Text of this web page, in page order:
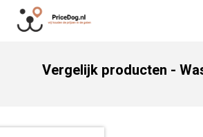
Vergelijk producten -